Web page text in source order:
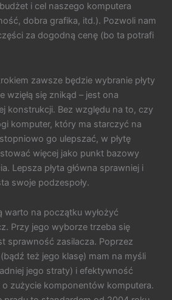
i cel naszego komputera
dobra grafika, itd.). Pozwoli nam
za dogodną cenę (bo ta potrafi
zawsze będzie wybranie płyty
wzięłą się znikąd – jest ona
konstrukcji. Bez względu na to, czy
komputer, który ma starczyć na
go ulepszać, w płytę
więcej jako punkt bazowy
Lepsza płyta główna sprawniej i
swoje podzespoły.
warto na początku wyłożyć
Przy jego wyborze trzeba się
sprawność zasilacza. Poprzez
też jego klasę) mam na myśli
jego straty) i efektywność
o zużycie komponentów komputera.